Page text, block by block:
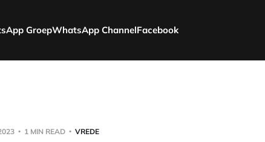
GroepWhatsApp ChannelFacebook
1 MIN READ VREDE